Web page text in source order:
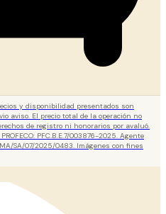
y disponibilidad presentados son
aviso. El precio total de la operación no
de registro ni honorarios por avaluó.
PFC.B.E.7/003876-2025. Agente
SA/07/2025/0483. Imágenes con fines